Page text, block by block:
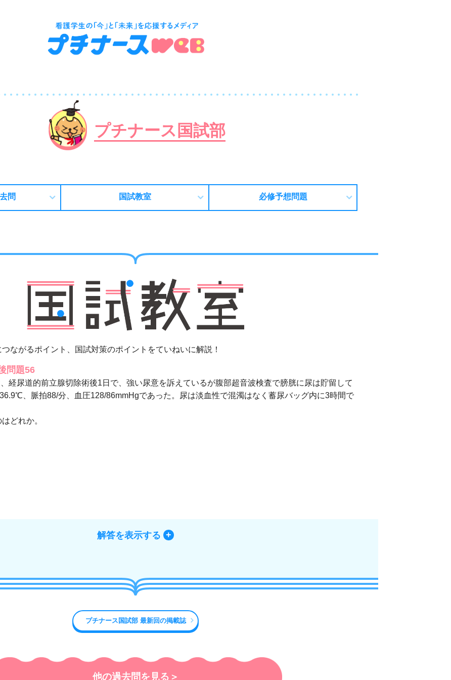
プチナース国試部
問 国試教室 必修予想問題
ながるポイント、国試対策のポイントをていねいに解説！
問題56
経尿道的前立腺切除術後1日で、強い尿意を訴えているが腹部超音波検査で膀胱に尿は貯留して
、脈拍88/分、血圧128/86mmHgであった。尿は淡血性で混濁はなく蓄尿バッグ内に3時間で
どれか。
解答を表示する
プチナース国試部 最新回の掲載誌
他の過去問を見る＞